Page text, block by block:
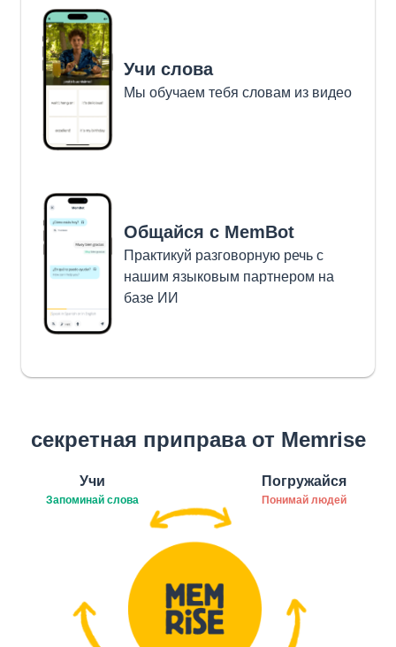
Учи слова
Мы обучаем тебя словам из видео
Общайся с MemBot
Практикуй разговорную речь с
нашим языковым партнером на
базе ИИ
секретная приправа от Memrise
Учи
Запоминай слова
Погружайся
Понимай людей